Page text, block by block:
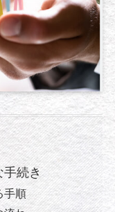
続き
手順